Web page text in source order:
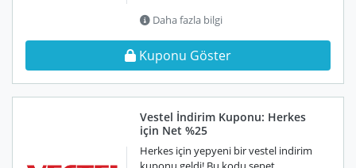
Daha fazla bilgi
Kuponu Göster
Vestel İndirim Kuponu: Herkes
için Net %25
Herkes için yepyeni bir vestel indirim